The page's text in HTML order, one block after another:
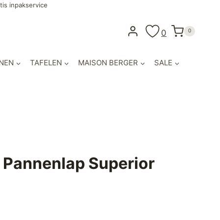
inpakservice
0 0
TAFELEN MAISON BERGER SALE
Superior